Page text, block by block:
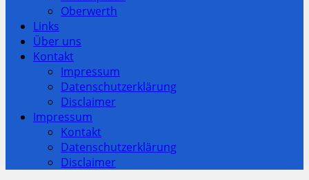
Oberwerth
Links
Über uns
Kontakt
Impressum
Datenschutzerklärung
Disclaimer
Impressum
Kontakt
Datenschutzerklärung
Disclaimer